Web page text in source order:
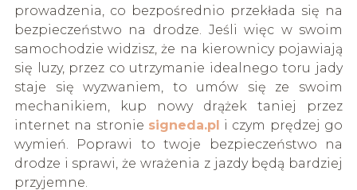
prowadzenia, co bezpośrednio przekłada się na
bezpieczeństwo na drodze. Jeśli więc w swoim
samochodzie widzisz, że na kierownicy pojawiają
się luzy, przez co utrzymanie idealnego toru jady
staje się wyzwaniem, to umów się ze swoim
mechanikiem, kup nowy drążek taniej przez
internet na stronie signeda.pl i czym prędzej go
wymień. Poprawi to twoje bezpieczeństwo na
drodze i sprawi, że wrażenia z jazdy będą bardziej
przyjemne.